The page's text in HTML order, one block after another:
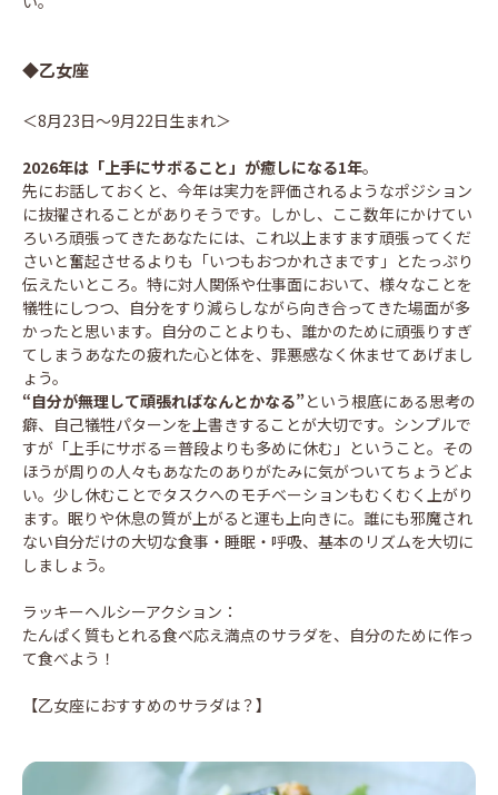
◆乙女座
＜8月23日～9月22日生まれ＞
2026年は「上手にサボること」が癒しになる1年。
先にお話しておくと、今年は実力を評価されるようなポジション
に抜擢されることがありそうです。しかし、ここ数年にかけてい
ろいろ頑張ってきたあなたには、これ以上ますます頑張ってくだ
さいと奮起させるよりも「いつもおつかれさまです」とたっぷり
伝えたいところ。特に対人関係や仕事面において、様々なことを
犠牲にしつつ、自分をすり減らしながら向き合ってきた場面が多
かったと思います。自分のことよりも、誰かのために頑張りすぎ
てしまうあなたの疲れた心と体を、罪悪感なく休ませてあげまし
ょう。
“自分が無理して頑張ればなんとかなる”という根底にある思考の
癖、自己犠牲パターンを上書きすることが大切です。シンプルで
すが「上手にサボる＝普段よりも多めに休む」ということ。その
ほうが周りの人々もあなたのありがたみに気がついてちょうどよ
い。少し休むことでタスクへのモチベーションもむくむく上がり
ます。眠りや休息の質が上がると運も上向きに。誰にも邪魔され
ない自分だけの大切な食事・睡眠・呼吸、基本のリズムを大切に
しましょう。
ラッキーヘルシーアクション：
たんぱく質もとれる食べ応え満点のサラダを、自分のために作っ
て食べよう！
【乙女座におすすめのサラダは？】